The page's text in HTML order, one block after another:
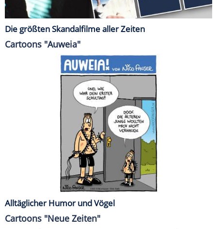
Die größten Skandalfilme aller Zeiten
Cartoons "Auweia"
Alltäglicher Humor und Vögel
Cartoons "Neue Zeiten"